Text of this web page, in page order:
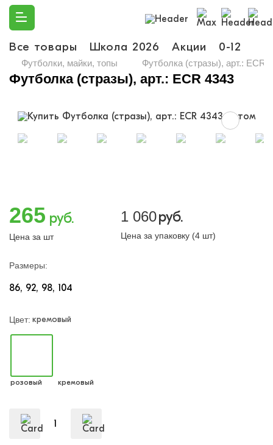
Все товары Школа 2026 Акции 0-12
Футболки, майки, топы Футболка (стразы), арт.: ECR
Футболка (стразы), арт.: ECR 4343
265 руб.
Цена за шт
1 060руб.
Цена за упаковку (4 шт)
Размеры:
86 92 98 104
Цвет: кремовый
розовый кремовый